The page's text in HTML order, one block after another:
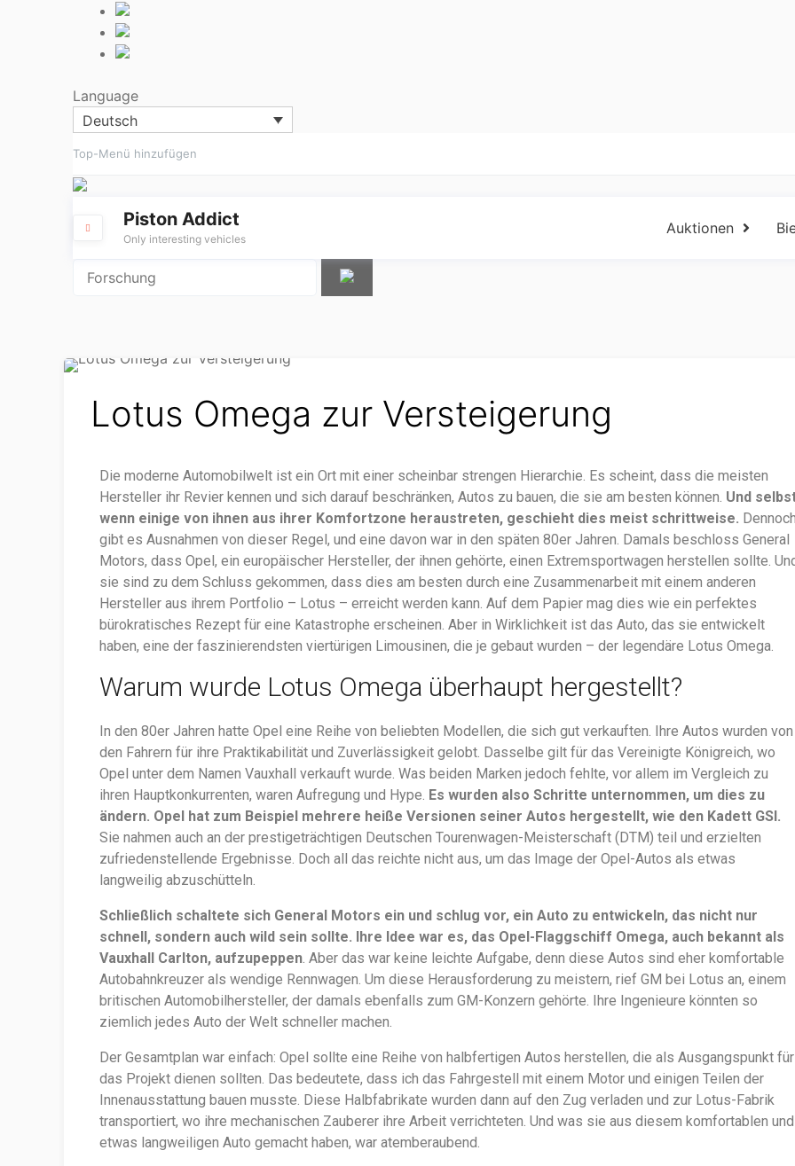
Language
Deutsch
Top-Menü hinzufügen
Piston Addict
Only interesting vehicles
Auktionen
Lotus Omega zur Versteigerung
Die moderne Automobilwelt ist ein Ort mit einer scheinbar strengen Hierarchie. Es scheint, dass die meisten
Hersteller ihr Revier kennen und sich darauf beschränken, Autos zu bauen, die sie am besten können. Und
wenn einige von ihnen aus ihrer Komfortzone heraustreten, geschieht dies meist schrittweise.
gibt es Ausnahmen von dieser Regel, und eine davon war in den späten 80er Jahren. Damals beschloss General
Motors, dass Opel, ein europäischer Hersteller, der ihnen gehörte, einen Extremsportwagen herstellen sollte.
sie sind zu dem Schluss gekommen, dass dies am besten durch eine Zusammenarbeit mit einem anderen
Hersteller aus ihrem Portfolio – Lotus – erreicht werden kann. Auf dem Papier mag dies wie ein perfektes
bürokratisches Rezept für eine Katastrophe erscheinen. Aber in Wirklichkeit ist das Auto, das sie entwickelt
haben, eine der faszinierendsten viertürigen Limousinen, die je gebaut wurden – der legendäre Lotus Omega.
Warum wurde Lotus Omega überhaupt hergestellt?
In den 80er Jahren hatte Opel eine Reihe von beliebten Modellen, die sich gut verkauften. Ihre Autos wurden von
den Fahrern für ihre Praktikabilität und Zuverlässigkeit gelobt. Dasselbe gilt für das Vereinigte Königreich, wo
Opel unter dem Namen Vauxhall verkauft wurde. Was beiden Marken jedoch fehlte, vor allem im Vergleich zu
ihren Hauptkonkurrenten, waren Aufregung und Hype. Es wurden also Schritte unternommen, um dies zu
ändern. Opel hat zum Beispiel mehrere heiße Versionen seiner Autos hergestellt, wie den Kadett GSI.
Sie nahmen auch an der prestigeträchtigen Deutschen Tourenwagen-Meisterschaft (DTM) teil und erzielten
zufriedenstellende Ergebnisse. Doch all das reichte nicht aus, um das Image der Opel-Autos als etwas
langweilig abzuschütteln.
Schließlich schaltete sich General Motors ein und schlug vor, ein Auto zu entwickeln, das nicht nur
schnell, sondern auch wild sein sollte. Ihre Idee war es, das Opel-Flaggschiff Omega, auch bekannt als
Vauxhall Carlton, aufzupeppen . Aber das war keine leichte Aufgabe, denn diese Autos sind eher komfortable
Autobahnkreuzer als wendige Rennwagen. Um diese Herausforderung zu meistern, rief GM bei Lotus an, einem
britischen Automobilhersteller, der damals ebenfalls zum GM-Konzern gehörte. Ihre Ingenieure könnten so
ziemlich jedes Auto der Welt schneller machen.
Der Gesamtplan war einfach: Opel sollte eine Reihe von halbfertigen Autos herstellen, die als Ausgangspunkt für
das Projekt dienen sollten. Das bedeutete, dass ich das Fahrgestell mit einem Motor und einigen Teilen der
Innenausstattung bauen musste. Diese Halbfabrikate wurden dann auf den Zug verladen und zur Lotus-Fabrik
transportiert, wo ihre mechanischen Zauberer ihre Arbeit verrichteten. Und was sie aus diesem komfortablen und
etwas langweiligen Auto gemacht haben, war atemberaubend.